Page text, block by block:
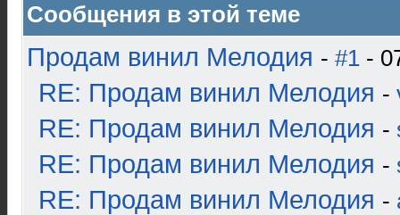
Сообщения в этой теме
Продам винил Мелодия - #1 -
RE: Продам винил Мелодия -
RE: Продам винил Мелодия -
RE: Продам винил Мелодия -
RE: Продам винил Мелодия -